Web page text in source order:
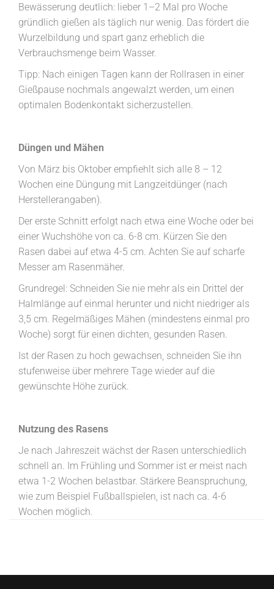
Bewässerung deutlich: lieber 1–2 Mal pro Woche
gründlich gießen als täglich nur wenig. Das fördert die
Wurzelbildung und spart ganz erheblich die
Verbrauchsmenge beim Wasser.
Tipp: Nach einigen Tagen kann der Rollrasen in einer
Gießpause nochmals angewalzt werden, um einen
optimalen Bodenkontakt sicherzustellen.
Düngen und Mähen
Von März bis Oktober empfiehlt sich alle 8 – 12
Wochen eine Düngung mit Langzeitdünger (nach
Herstellerangaben).
Der erste Schnitt erfolgt nach etwa eine Woche oder bei
einer Wuchshöhe von ca. 6-8 cm. Kürzen Sie den
Rasen dabei auf etwa 4-5 cm. Achten Sie auf scharfe
Messer am Rasenmäher.
Grundregel: Schneiden Sie nie mehr als ein Drittel der
Halmlänge auf einmal herunter und nicht niedriger als
3,5 cm. Regelmäßiges Mähen (mindestens einmal pro
Woche) sorgt für einen dichten, gesunden Rasen.
Ist der Rasen zu hoch gewachsen, schneiden Sie ihn
stufenweise über mehrere Tage wieder auf die
gewünschte Höhe zurück.
Nutzung des Rasens
Je nach Jahreszeit wächst der Rasen unterschiedlich
schnell an. Im Frühling und Sommer ist er meist nach
etwa 1-2 Wochen belastbar. Stärkere Beanspruchung,
wie zum Beispiel Fußballspielen, ist nach ca. 4-6
Wochen möglich.